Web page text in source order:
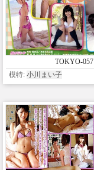
TOKYO-057
模特: 小川まい子